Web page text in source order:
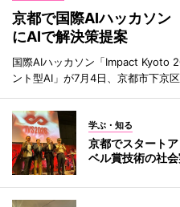
京都で国際AIハッカソ
にAIで解決策提案
国際AIハッカソン「Impact Kyoto
ント型AI」が7月4日、京都市下京
学ぶ・知る
京都でスタート
ベル賞技術の社